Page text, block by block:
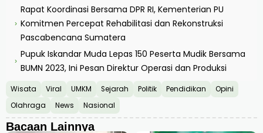
›
Rapat Koordinasi Bersama DPR RI, Kementerian PU
Komitmen Percepat Rehabilitasi dan Rekonstruksi
Pascabencana Sumatera
›
Pupuk Iskandar Muda Lepas 150 Peserta Mudik Bersama
BUMN 2023, Ini Pesan Direktur Operasi dan Produksi
Wisata Viral UMKM Sejarah Politik Pendidikan
Opini
Olahraga
News Nasional
Bacaan Lainnya